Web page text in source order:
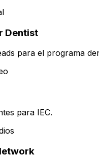
Dentist
para el programa
para IEC.